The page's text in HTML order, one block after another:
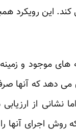
این رویکرد
های موجود و
می دهد که آنها
نشانی از
اجرای آنها